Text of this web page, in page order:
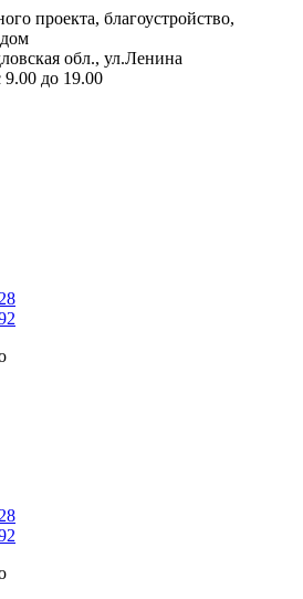
проекта, благоустройство,
обл., ул.Ленина
9.00 до 19.00